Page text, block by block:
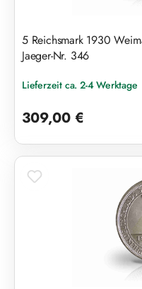
5 Reichsmark 1930
Jaeger-Nr. 346
Lieferzeit ca. 2-4 Werktage
309,00 €